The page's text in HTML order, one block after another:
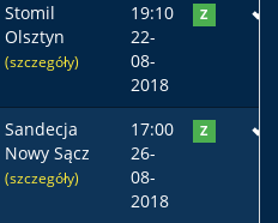
Stomil
Olsztyn
(szczegóły)
19:10
22-
08-
2018
Z
Sandecja
Nowy Sącz
(szczegóły)
17:00
26-
08-
2018
Z